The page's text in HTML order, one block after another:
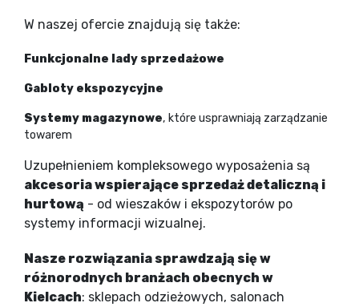
W naszej ofercie znajdują się także:
Funkcjonalne lady sprzedażowe
Gabloty ekspozycyjne
Systemy magazynowe, które usprawniają zarządzanie
towarem
Uzupełnieniem kompleksowego wyposażenia są
akcesoria wspierające sprzedaż detaliczną i
hurtową - od wieszaków i ekspozytorów po
systemy informacji wizualnej.
Nasze rozwiązania sprawdzają się w
różnorodnych branżach obecnych w
Kielcach: sklepach odzieżowych, salonach